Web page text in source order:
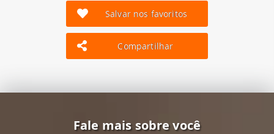
Salvar nos favoritos
Compartilhar
Fale mais sobre você